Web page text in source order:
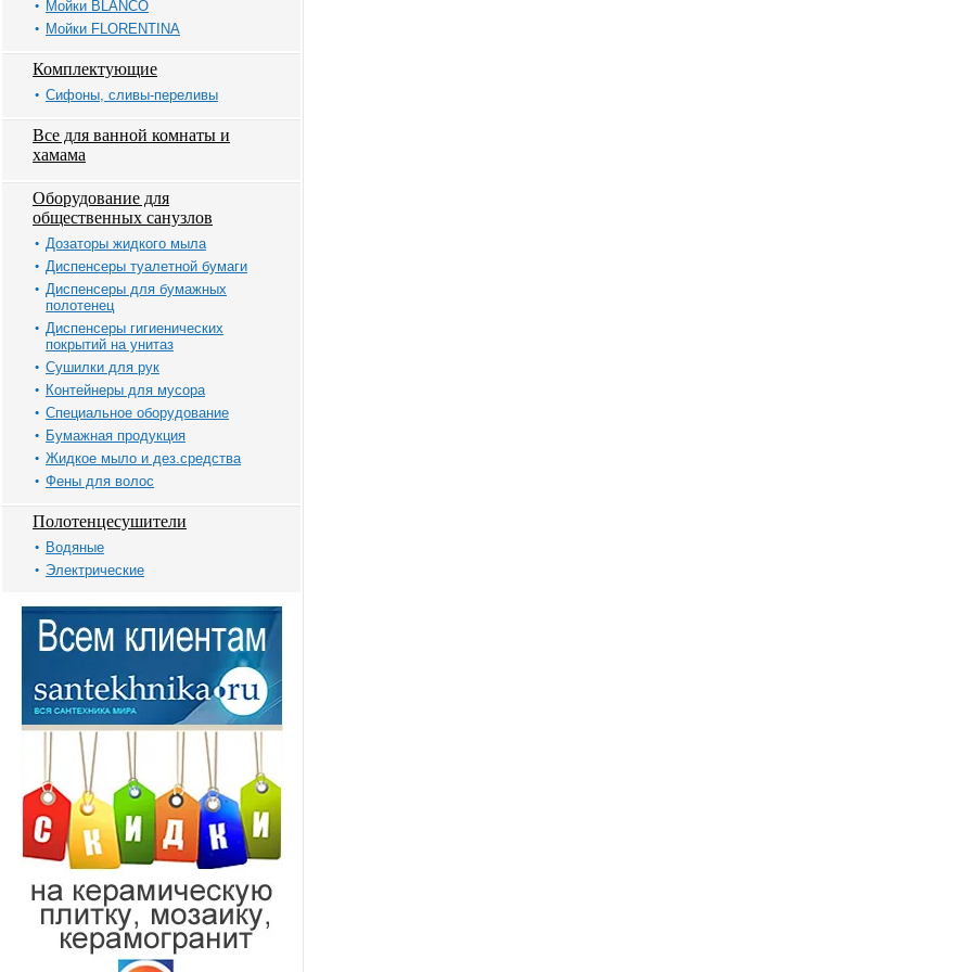
Мойки BLANCO
Мойки FLORENTINA
Комплектующие
Сифоны, сливы-переливы
Все для ванной комнаты и
хамама
Оборудование для
общественных санузлов
Дозаторы жидкого мыла
Диспенсеры туалетной бумаги
Диспенсеры для бумажных
полотенец
Диспенсеры гигиенических
покрытий на унитаз
Сушилки для рук
Контейнеры для мусора
Специальное оборудование
Бумажная продукция
Жидкое мыло и дез.средства
Фены для волос
Полотенцесушители
Водяные
Электрические